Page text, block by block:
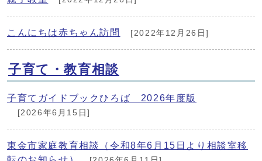
こんにちは赤ちゃん訪問 [2022年12月26日]
子育て・教育相談
子育てガイドブックひろば 2026年度版
[2026年6月15日]
東金市家庭教育相談（令和8年6月15日より相談室移